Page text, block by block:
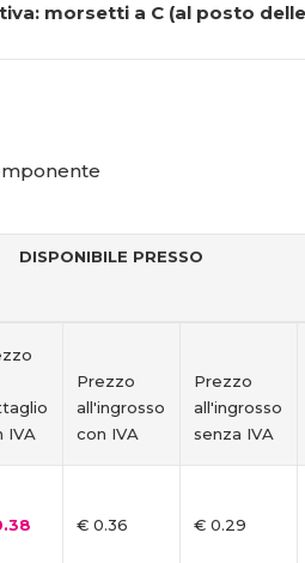
morsetti a C (al posto
DISPONIBILE PRESSO
IVA
Prezzo
all'ingrosso
con IVA
Prezzo
all'ingrosso
senza IVA
€ 0.36 € 0.29